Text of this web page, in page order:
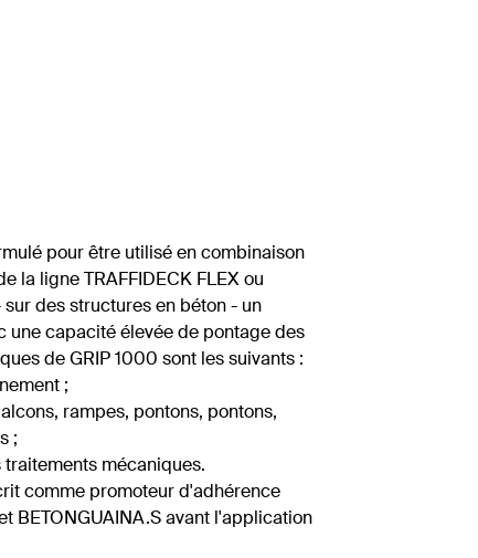
pour être utilisé en combinaison
la ligne TRAFFIDECK FLEX ou
sur des structures en béton - un
une capacité élevée de pontage des
de GRIP 1000 sont les suivants :
;
rampes, pontons, pontons,
;
traitements mécaniques.
comme promoteur d'adhérence
BETONGUAINA.S avant l'application